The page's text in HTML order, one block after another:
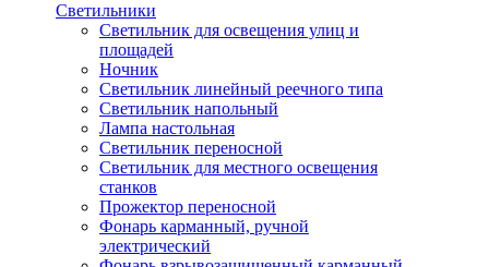
Светильники
Светильник для освещения улиц и
площадей
Ночник
Светильник линейный реечного типа
Светильник напольный
Лампа настольная
Светильник переносной
Светильник для местного освещения
станков
Прожектор переносной
Фонарь карманный, ручной
электрический